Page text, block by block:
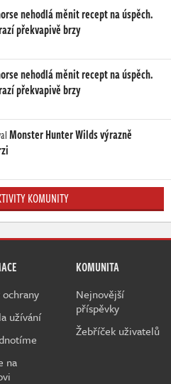
nehodlá měnit recept na úspěch.
překvapivě brzy
nehodlá měnit recept na úspěch.
překvapivě brzy
Monster Hunter Wilds výrazně
KOMUNITY
ochrany
užívání
na
KOMUNITA
Nejnovější
příspěvky
Žebříček uživatelů